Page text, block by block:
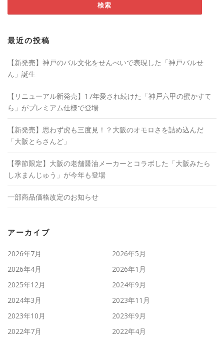
最近の投稿
【新発売】神戸のバル文化をせんべいで表現した「神戸バルせ
ん」誕生
【リニューアル新発売】17年愛され続けた「神戸六甲の蜜かすて
ら」がプレミアム仕様で登場
【新発売】思わず虎も三度見！？大阪のオモロさを詰め込んだ
「大阪とらさんど」
【季節限定】大阪の老舗醤油メーカーとコラボした「大阪みたら
し水まんじゅう」が今年も登場
一部商品価格改定のお知らせ
アーカイブ
2026年7月
2026年5月
2026年4月
2026年1月
2025年12月
2024年9月
2024年3月
2023年11月
2023年10月
2023年9月
2022年7月
2022年4月